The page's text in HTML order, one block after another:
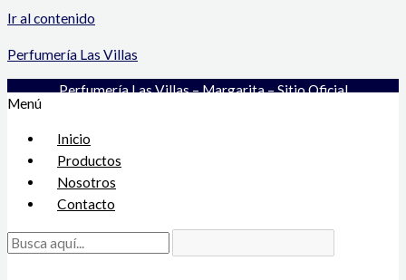
Ir al contenido
Perfumería Las Villas
Perfumería Las Villas – Margarita – Sitio Oficial
Menú
Inicio
Productos
Nosotros
Contacto